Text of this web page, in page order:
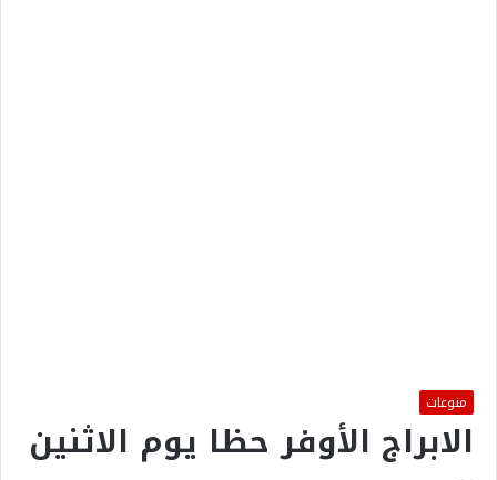
منوعات
الابراج الأوفر حظا يوم الاثنين